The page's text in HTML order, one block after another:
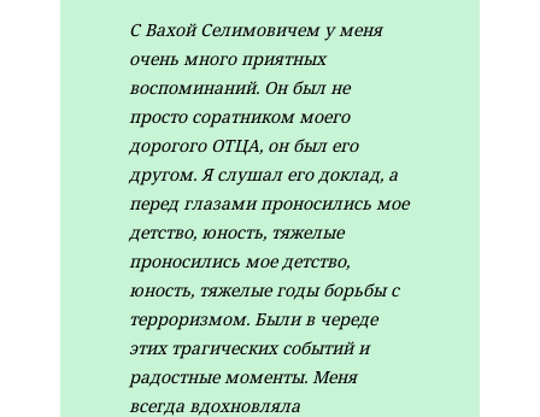
С Вахой Селимовичем у меня
очень много приятных
воспоминаний. Он был не
просто соратником моего
дорогого ОТЦА, он был его
другом. Я слушал его доклад, а
перед глазами проносились мое
детство, юность, тяжелые
проносились мое детство,
юность, тяжелые годы борьбы с
терроризмом. Были в череде
этих трагических событий и
радостные моменты. Меня
всегда вдохновляла